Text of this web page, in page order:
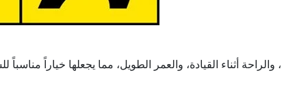
والراحة أثناء القيادة، والعمر الطويل، مما يجعلها خياراً